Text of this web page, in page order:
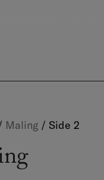
Maling / Side 2